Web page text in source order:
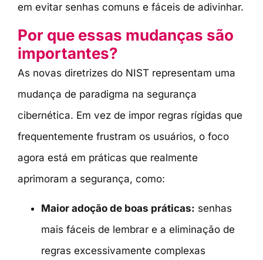
em evitar senhas comuns e fáceis de adivinhar.
Por que essas mudanças são
importantes?
As novas diretrizes do NIST representam uma
mudança de paradigma na segurança
cibernética. Em vez de impor regras rígidas que
frequentemente frustram os usuários, o foco
agora está em práticas que realmente
aprimoram a segurança, como:
Maior adoção de boas práticas: senhas
mais fáceis de lembrar e a eliminação de
regras excessivamente complexas